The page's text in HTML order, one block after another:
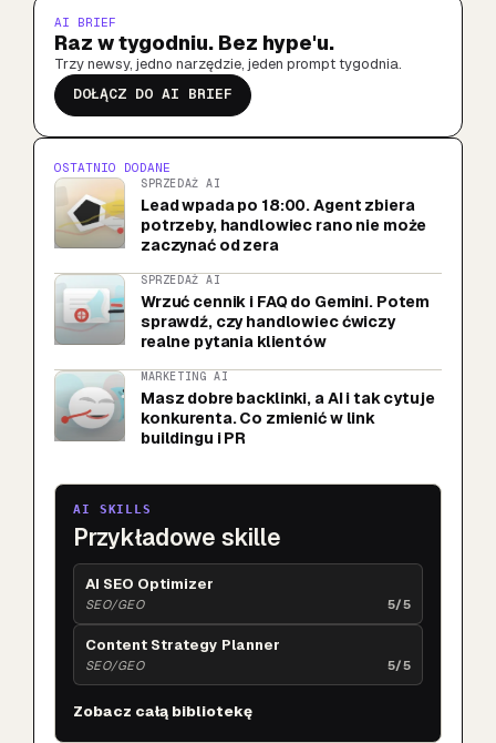
AI BRIEF
Raz w tygodniu. Bez hype'u.
Trzy newsy, jedno narzędzie, jeden prompt tygodnia.
DOŁĄCZ DO AI BRIEF
OSTATNIO DODANE
SPRZEDAŻ AI
Lead wpada po 18:00. Agent zbiera
potrzeby, handlowiec rano nie może
zaczynać od zera
SPRZEDAŻ AI
Wrzuć cennik i FAQ do Gemini. Potem
sprawdź, czy handlowiec ćwiczy
realne pytania klientów
MARKETING AI
Masz dobre backlinki, a AI i tak cytuje
konkurenta. Co zmienić w link
buildingu i PR
AI SKILLS
Przykładowe skille
AI SEO Optimizer
SEO/GEO 5/5
Content Strategy Planner
SEO/GEO 5/5
Zobacz całą bibliotekę